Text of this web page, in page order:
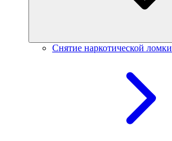
Снятие наркотической ломки